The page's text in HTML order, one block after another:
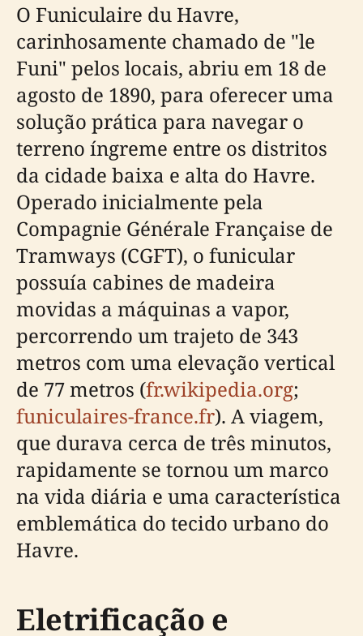
O Funiculaire du Havre,
carinhosamente chamado de "le
Funi" pelos locais, abriu em 18 de
agosto de 1890, para oferecer uma
solução prática para navegar o
terreno íngreme entre os distritos
da cidade baixa e alta do Havre.
Operado inicialmente pela
Compagnie Générale Française de
Tramways (CGFT), o funicular
possuía cabines de madeira
movidas a máquinas a vapor,
percorrendo um trajeto de 343
metros com uma elevação vertical
de 77 metros (fr.wikipedia.org;
funiculaires-france.fr). A viagem,
que durava cerca de três minutos,
rapidamente se tornou um marco
na vida diária e uma característica
emblemática do tecido urbano do
Havre.
Eletrificação e